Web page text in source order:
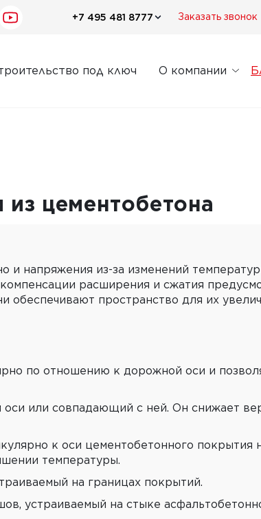
+7 495 481 8777 Заказать звонок
под ключ О компании
из цементобетона
и напряжения из-за изменений
расширения и сжатия
пространство для их
по отношению к дорожной оси и
или совпадающий с ней. Он снижает
к оси цементобетонного покрытия
температуры.
на границах покрытий.
устраиваемый на стыке